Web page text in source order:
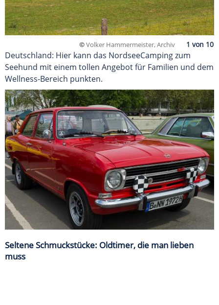
©Volker Hammermeister, Archiv
Deutschland: Hier kann das NordseeCamping zum
Seehund mit einem tollen Angebot für Familien und dem
Wellness-Bereich punkten.
Seltene Schmuckstücke: Oldtimer, die man lieben
muss